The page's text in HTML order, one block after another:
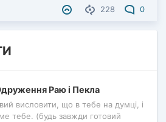
228 0
Раю і Пекла
висловити, що в тебе на думці, і
тебе. (будь завжди готовий